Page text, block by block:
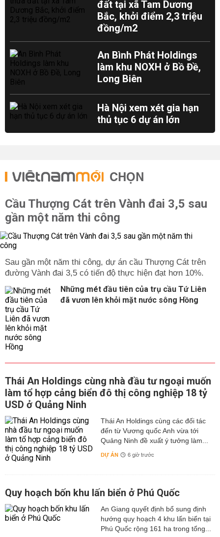
đất tại xã Tam Dương
Bắc, khởi điểm 2,3 triệu
đồng/m2
An Bình Phát Holdings
làm khu NOXH ở Bồ Đề,
Long Biên
Hà Nội xem xét gia hạn
thủ tục 6 dự án lớn
CHỌN
Cầu Thượng Cát trên Vành đai 3,5 sau
gần một năm thi công
Sau gần một năm thi công, dự án cầu Thượng Cát trên
đường Vành đai 3,5 có tiến độ thực hiện đạt hơn 10%.
Những mét đầu tiên của trụ cầu Tứ Liên
đã vươn lên khỏi mặt nước sông Hồng
Thái An Holdings cùng nhà đầu tư ngoại muốn
làm tổ hợp cảng biển đô thị công nghiệp 18 tỷ
USD ở Quảng Ninh
Thái An Holdings cùng các đối tác
đến từ Vương quốc Anh vừa tới
Quảng Ninh đề xuất ý tưởng làm...
DỰ ÁN 6 giờ trước
Quy hoạch bốn khu lấn biển ở Phú Quốc
An Giang quyết định bổ sung định
hướng quy hoạch 4 khu lấn biển tại
Phú Quốc rộng 161 ha trong tổng...